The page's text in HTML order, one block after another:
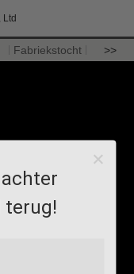
Fabriekstocht >>
terug!